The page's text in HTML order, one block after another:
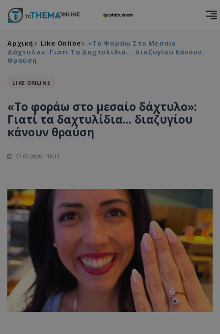
Αρχική Like Online
«Το Φοράω Στο Μεσαίο
Δάχτυλο»: Γιατί Τα Δαχτυλίδια... Διαζυγίου Κάνουν
Θραύση
LIKE ONLINE
«Το φοράω στο μεσαίο δάχτυλο»:
Γιατί τα δαχτυλίδια... διαζυγίου
κάνουν θραύση
07.07.2026 - 18:11